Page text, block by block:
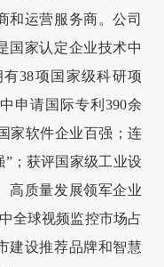
和运营服务商。公司
国家认定企业技术中
38项国家级科研项
申请国际专利390余
家软件企业百强；连
”；获评国家级工业设
高质量发展领军企业
全球视频监控市场占
建设推荐品牌和智慧